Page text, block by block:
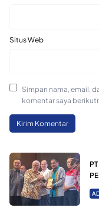
Situs Web
Simpan nama, email,
komentar saya